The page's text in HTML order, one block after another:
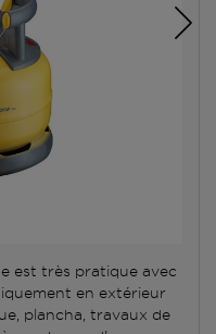
est très pratique avec
en extérieur
plancha, travaux de